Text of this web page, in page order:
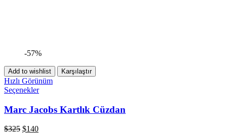
-57%
Add to wishlist Karşılaştır
Hızlı Görünüm
Seçenekler
Marc Jacobs Kartlık Cüzdan
$325 $140